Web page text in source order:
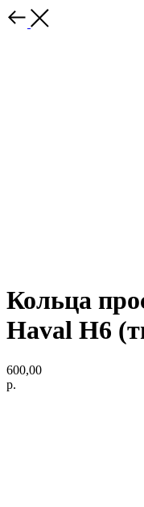
Кольца
Haval H6
600,00
р.